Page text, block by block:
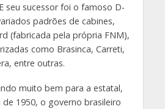
seu sucessor foi o famoso D-
padrões de cabines,
(fabricada pela própria FNM),
como Brasinca, Carreti,
entre outras.
muito bem para a estatal,
1950, o governo brasileiro